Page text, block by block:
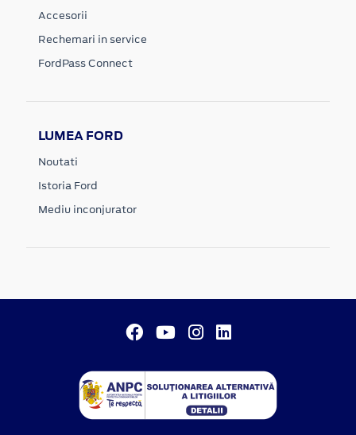
Accesorii
Rechemari in service
FordPass Connect
LUMEA FORD
Noutati
Istoria Ford
Mediu inconjurator